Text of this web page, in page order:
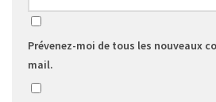
Prévenez-moi de tous les nouveaux
mail.